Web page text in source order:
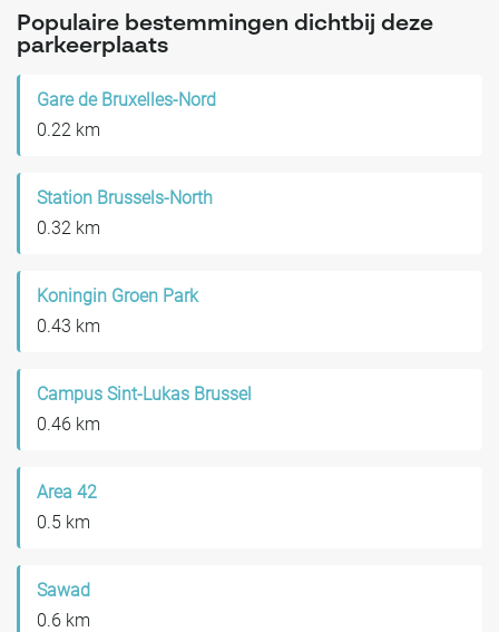
Populaire bestemmingen dichtbij deze
parkeerplaats
Gare de Bruxelles-Nord
0.22 km
Station Brussels-North
0.32 km
Koningin Groen Park
0.43 km
Campus Sint-Lukas Brussel
0.46 km
Area 42
0.5 km
Sawad
0.6 km